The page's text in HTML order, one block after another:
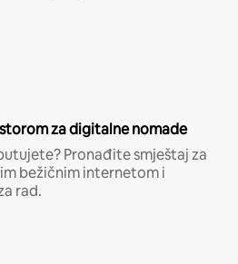
za digitalne nomade
Pronađite smještaj za
bežičnim internetom i
rad.